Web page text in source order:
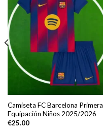
Camiseta FC Barcelona Primera
Equipación Niños 2025/2026
€25.00